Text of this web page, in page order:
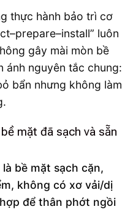
thực hành bảo trì cơ
luôn
gây mài mòn bề
ánh nguyên tắc chung:
bẩn nhưng không làm
mặt đã sạch và sẵn
bề mặt sạch cặn,
không có xơ vải/dị
để thân phớt ngồi